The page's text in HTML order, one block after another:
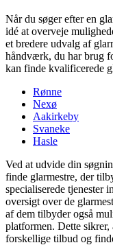
Når du søger efter en
idé at overveje
et bredere udvalg af
håndværk, du har brug
kan finde kvalificerede
Rønne
Nexø
Aakirkeby
Svaneke
Hasle
Ved at udvide din
finde glarmestre, der
specialiserede tjenester
oversigt over de
af dem tilbyder også
platformen. Dette
forskellige tilbud og